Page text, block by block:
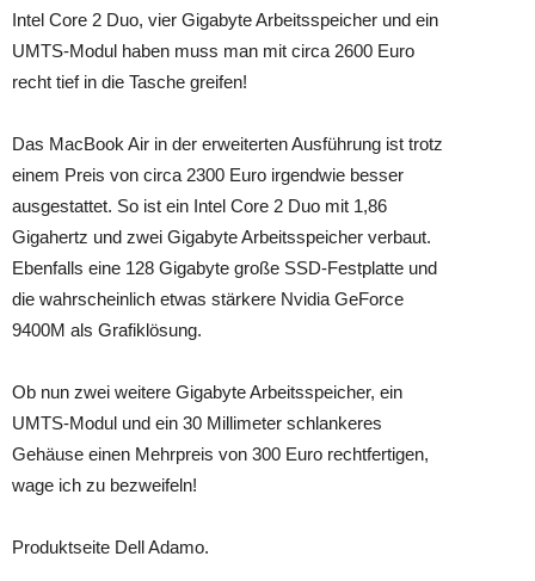
Intel Core 2 Duo, vier Gigabyte Arbeitsspeicher und ein
UMTS-Modul haben muss man mit circa 2600 Euro
recht tief in die Tasche greifen!
Das MacBook Air in der erweiterten Ausführung ist trotz
einem Preis von circa 2300 Euro irgendwie besser
ausgestattet. So ist ein Intel Core 2 Duo mit 1,86
Gigahertz und zwei Gigabyte Arbeitsspeicher verbaut.
Ebenfalls eine 128 Gigabyte große SSD-Festplatte und
die wahrscheinlich etwas stärkere Nvidia GeForce
9400M als Grafiklösung.
Ob nun zwei weitere Gigabyte Arbeitsspeicher, ein
UMTS-Modul und ein 30 Millimeter schlankeres
Gehäuse einen Mehrpreis von 300 Euro rechtfertigen,
wage ich zu bezweifeln!
Produktseite Dell Adamo.